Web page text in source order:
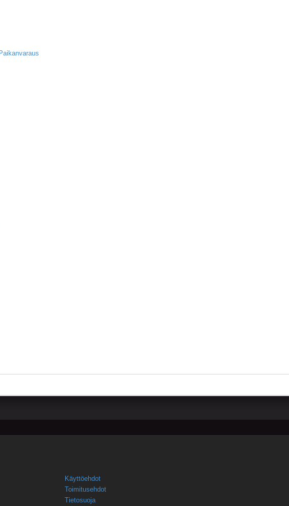
Käyttöehdot
Toimitusehdot
Tietosuoja